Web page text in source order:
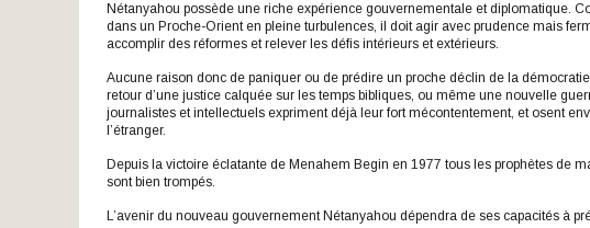
Nétanyahou possède une riche expérience gouvernementale et diplomatique.
dans un Proche-Orient en pleine turbulences, il doit agir avec prudence mais
accomplir des réformes et relever les défis intérieurs et extérieurs.
Aucune raison donc de paniquer ou de prédire un proche déclin de la
retour d’une justice calquée sur les temps bibliques, ou même une nouvelle
journalistes et intellectuels expriment déjà leur fort mécontentement, et osent
l’étranger.
Depuis la victoire éclatante de Menahem Begin en 1977 tous les prophètes de
sont bien trompés.
L’avenir du nouveau gouvernement Nétanyahou dépendra de ses capacités à